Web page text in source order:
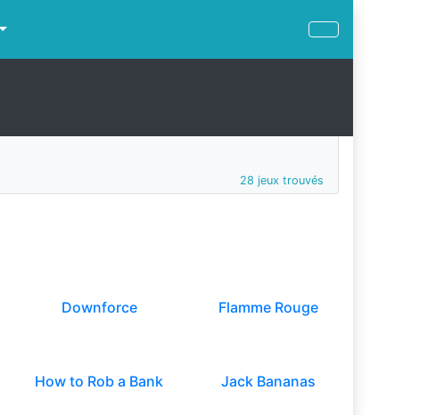
28 jeux trouvés
Downforce Flamme Rouge
How to Rob a Bank Jack Bananas